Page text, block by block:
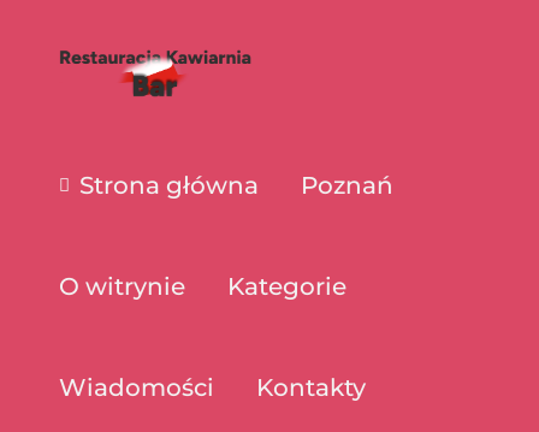
Strona główna Poznań
O witrynie Kategorie
Wiadomości Kontakty